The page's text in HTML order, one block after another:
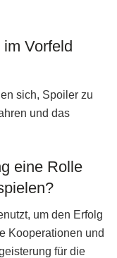
Vorfeld
sich, Spoiler zu
und das
eine Rolle
um den Erfolg
Kooperationen und
für die